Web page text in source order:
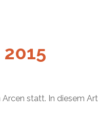
statt. In diesem